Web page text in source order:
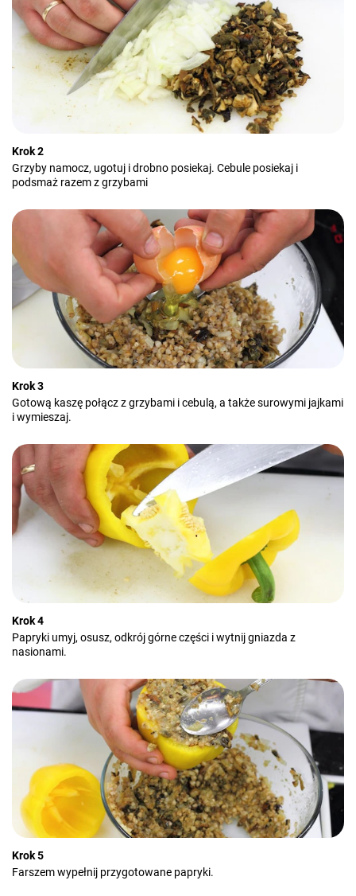
Krok 2
Grzyby namocz, ugotuj i drobno posiekaj. Cebule posiekaj i
podsmaż razem z grzybami
Krok 3
Gotową kaszę połącz z grzybami i cebulą, a także surowymi jajkami
i wymieszaj.
Krok 4
Papryki umyj, osusz, odkrój górne części i wytnij gniazda z
nasionami.
Krok 5
Farszem wypełnij przygotowane papryki.